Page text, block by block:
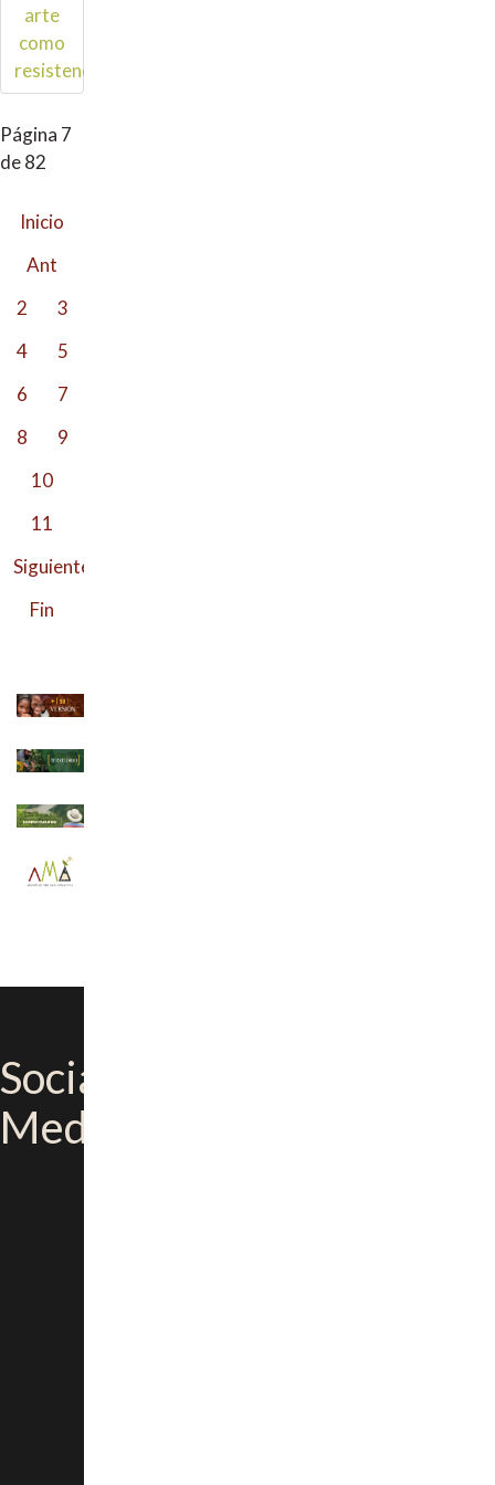
arte
como
resistencia
Página 7
de 82
Inicio
Ant
2
3
4
5
6
7
8
9
10
11
Siguiente
Fin
Social
Media